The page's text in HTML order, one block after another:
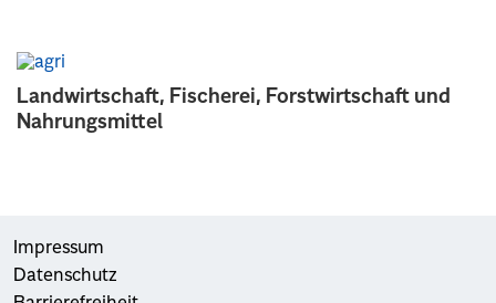
Landwirtschaft, Fischerei, Forstwirtschaft und
Nahrungsmittel
Impressum
Datenschutz